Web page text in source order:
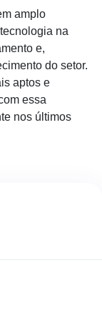
amplo
na
e,
do setor.
aptos e
essa
nos últimos